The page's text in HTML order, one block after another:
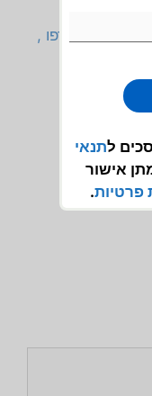
כבר הצטרפו ,
לתנאי
אישור
פרטיות.